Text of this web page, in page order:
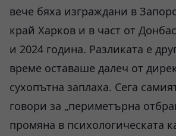
вече бяха изграждани в
край Харков и в част от
и 2024 година. Разликата е
време оставаше далеч от
сухопътна заплаха. Сега
говори за „периметърна
промяна в психологическата